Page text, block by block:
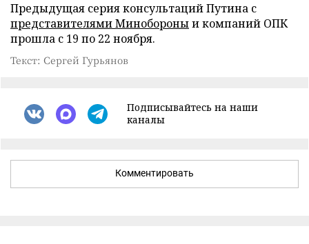
Предыдущая серия консультаций Путина с
представителями Минобороныи компаний ОПК
прошла с 19 по 22 ноября.
Текст: Сергей Гурьянов
Подписывайтесь на наши
каналы
Комментировать